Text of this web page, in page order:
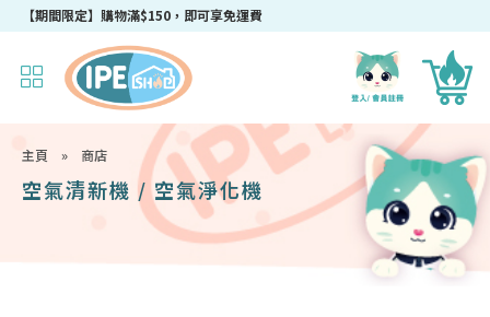
【期間限定】購物滿$150，即可享免運費
成為IPEshop會員，新會員即可獲得迎新$50購物優惠碼！
主頁 » 商店
空氣清新機 / 空氣淨化機